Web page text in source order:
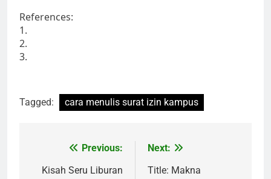
References:
1.
2.
3.
Tagged: cara menulis surat izin kampus
navigation
Previous:
Kisah Seru Liburan
Next:
Title: Makna